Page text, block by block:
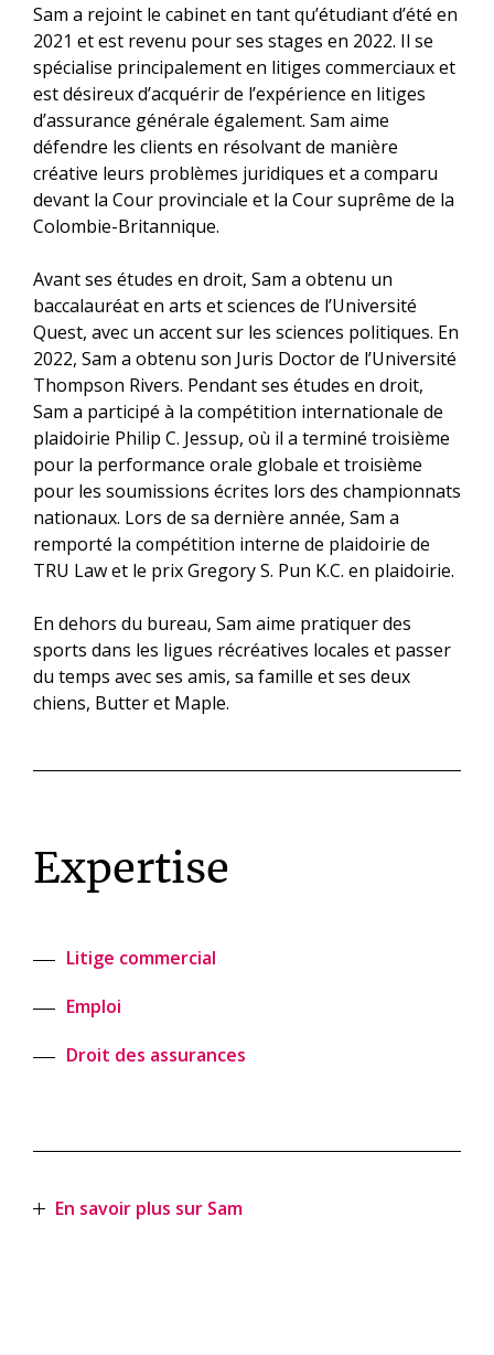
Sam a rejoint le cabinet en tant qu’étudiant d’été en
2021 et est revenu pour ses stages en 2022. Il se
spécialise principalement en litiges commerciaux et
est désireux d’acquérir de l’expérience en litiges
d’assurance générale également. Sam aime
défendre les clients en résolvant de manière
créative leurs problèmes juridiques et a comparu
devant la Cour provinciale et la Cour suprême de la
Colombie-Britannique.
Avant ses études en droit, Sam a obtenu un
baccalauréat en arts et sciences de l’Université
Quest, avec un accent sur les sciences politiques. En
2022, Sam a obtenu son Juris Doctor de l’Université
Thompson Rivers. Pendant ses études en droit,
Sam a participé à la compétition internationale de
plaidoirie Philip C. Jessup, où il a terminé troisième
pour la performance orale globale et troisième
pour les soumissions écrites lors des championnats
nationaux. Lors de sa dernière année, Sam a
remporté la compétition interne de plaidoirie de
TRU Law et le prix Gregory S. Pun K.C. en plaidoirie.
En dehors du bureau, Sam aime pratiquer des
sports dans les ligues récréatives locales et passer
du temps avec ses amis, sa famille et ses deux
chiens, Butter et Maple.
Expertise
Litige commercial
Emploi
Droit des assurances
En savoir plus sur Sam